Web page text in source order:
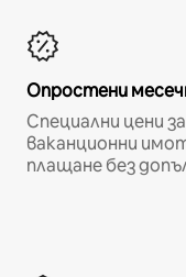
Опростени
Специални цени
ваканционни
плащане без